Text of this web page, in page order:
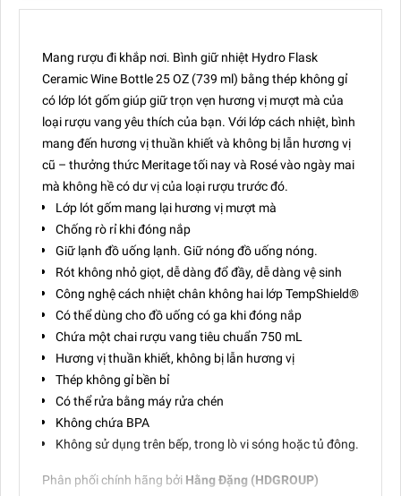
Mang rượu đi khắp nơi. Bình giữ nhiệt Hydro Flask
Ceramic Wine Bottle 25 OZ (739 ml) bằng thép không gỉ
có lớp lót gốm giúp giữ trọn vẹn hương vị mượt mà của
loại rượu vang yêu thích của bạn. Với lớp cách nhiệt, bình
mang đến hương vị thuần khiết và không bị lẫn hương vị
cũ – thưởng thức Meritage tối nay và Rosé vào ngày mai
mà không hề có dư vị của loại rượu trước đó.
Lớp lót gốm mang lại hương vị mượt mà
Chống rò rỉ khi đóng nắp
Giữ lạnh đồ uống lạnh. Giữ nóng đồ uống nóng.
Rót không nhỏ giọt, dễ dàng đổ đầy, dễ dàng vệ sinh
Công nghệ cách nhiệt chân không hai lớp TempShield®️
Có thể dùng cho đồ uống có ga khi đóng nắp
Chứa một chai rượu vang tiêu chuẩn 750 mL
Hương vị thuần khiết, không bị lẫn hương vị
Thép không gỉ bền bỉ
Có thể rửa bằng máy rửa chén
Không chứa BPA
Không sử dụng trên bếp, trong lò vi sóng hoặc tủ đông.
Phân phối chính hãng bởi Hằng Đặng (HDGROUP)